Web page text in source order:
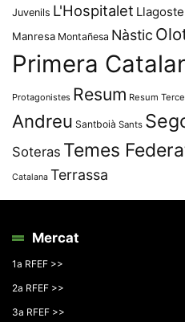
Juvenils L'Hospitalet
Manresa Montañesa Nàstic
Primera
Protagonistes Resum Resum
Andreu Santboià Sants
Soteras Temes
Catalana Terrassa
Mercat
1a RFEF >>
2a RFEF >>
3a RFEF >>